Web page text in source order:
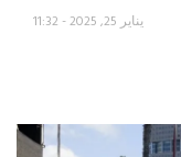
يناير 25, 2025 - 11:32